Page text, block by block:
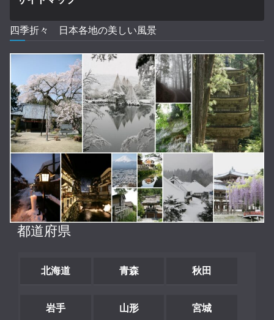
四季折々 日本各地の美しい風景
都道府県
北海道 青森 秋田
岩手 山形 宮城